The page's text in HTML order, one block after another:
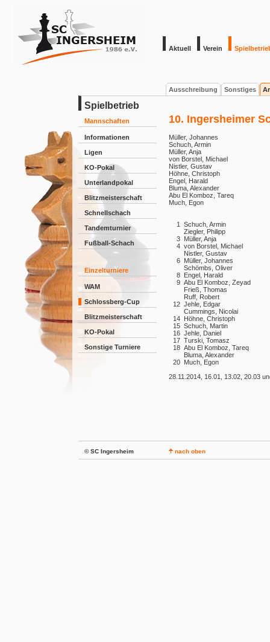
Aktuell Verein
Ausschreibung Sonstiges
Spielbetrieb
Mannschaften
Informationen
Ligen
KO-Pokal
Unterlandpokal
Blitzmeisterschaft
Schnellschach
Tandemturnier
Fußball-Schach
Einzelturniere
WAM
Schlossberg-Cup
Blitzmeisterschaft
KO-Pokal
Sonstige Turniere
10. Ingersheimer
Müller, Johannes
Schuch, Armin
Müller, Anja
von Borstel, Michael
Nistler, Gustav
Höhne, Christoph
Engel, Harald
Bluma, Alexander
Abu El Komboz, Tareq
Much, Egon
1
Schuch, Armin
Ziegler, Philipp
3 Müller, Anja
4 von Borstel, Michael
Nistler, Gustav
6 Müller, Johannes
Schömbs, Oliver
8 Engel, Harald
9 Abu El Komboz, Zeyad
Frieß, Thomas
Ruff, Robert
12 Jehle, Edgar
Cummings, Nicolai
14 Höhne, Christoph
15 Schuch, Martin
16 Jehle, Daniel
17 Turski, Tomasz
18 Abu El Komboz, Tareq
Bluma, Alexander
20 Much, Egon
28.11.2014, 16.01, 13.02, 20.03
© SC Ingersheim nach oben